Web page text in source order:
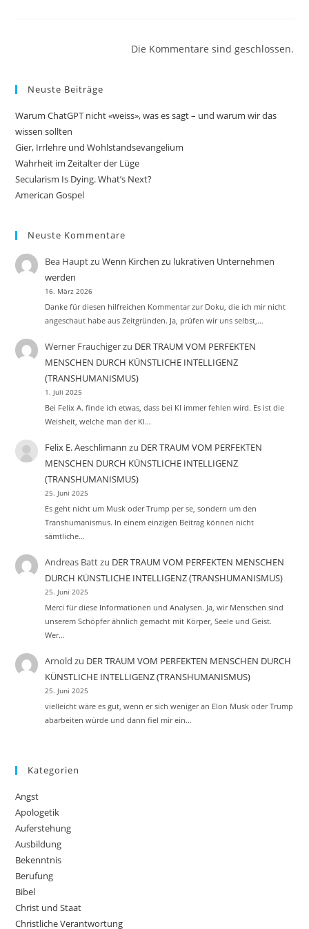
Die Kommentare sind geschlossen.
Neuste Beiträge
Warum ChatGPT nicht «weiss», was es sagt – und warum wir das
wissen sollten
Gier, Irrlehre und Wohlstandsevangelium
Wahrheit im Zeitalter der Lüge
Secularism Is Dying. What’s Next?
American Gospel
Neuste Kommentare
Bea Hauptzu Wenn Kirchen zu lukrativen Unternehmen
werden
16. März 2026
Danke für diesen hilfreichen Kommentar zur Doku, die ich mir nicht
angeschaut habe aus Zeitgründen. Ja, prüfen wir uns selbst,…
Werner Frauchigerzu DER TRAUM VOM PERFEKTEN
MENSCHEN DURCH KÜNSTLICHE INTELLIGENZ
(TRANSHUMANISMUS)
1. Juli 2025
Bei Felix A. finde ich etwas, dass bei KI immer fehlen wird. Es ist die
Weisheit, welche man der KI…
Felix E. Aeschlimann zu DER TRAUM VOM PERFEKTEN
MENSCHEN DURCH KÜNSTLICHE INTELLIGENZ
(TRANSHUMANISMUS)
25. Juni 2025
Es geht nicht um Musk oder Trump per se, sondern um den
Transhumanismus. In einem einzigen Beitrag können nicht
sämtliche…
Andreas Battzu DER TRAUM VOM PERFEKTEN MENSCHEN
DURCH KÜNSTLICHE INTELLIGENZ (TRANSHUMANISMUS)
25. Juni 2025
Merci für diese Informationen und Analysen. Ja, wir Menschen sind
unserem Schöpfer ähnlich gemacht mit Körper, Seele und Geist.
Wer…
Arnold zu DER TRAUM VOM PERFEKTEN MENSCHEN DURCH
KÜNSTLICHE INTELLIGENZ (TRANSHUMANISMUS)
25. Juni 2025
vielleicht wäre es gut, wenn er sich weniger an Elon Musk oder Trump
abarbeiten würde und dann fiel mir ein…
Kategorien
Angst
Apologetik
Auferstehung
Ausbildung
Bekenntnis
Berufung
Bibel
Christ und Staat
Christliche Verantwortung